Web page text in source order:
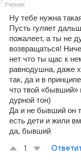
Ученик
Ну тебе нужна
Пусть гуляет
пожалеет, а ты не
возвращаться!
нет что ты щас к
равнодушна, даже
так, да и в
что твой «бывший»
дурной тон)
Да и не бывший он
есть дети и жили
да, бывший
1